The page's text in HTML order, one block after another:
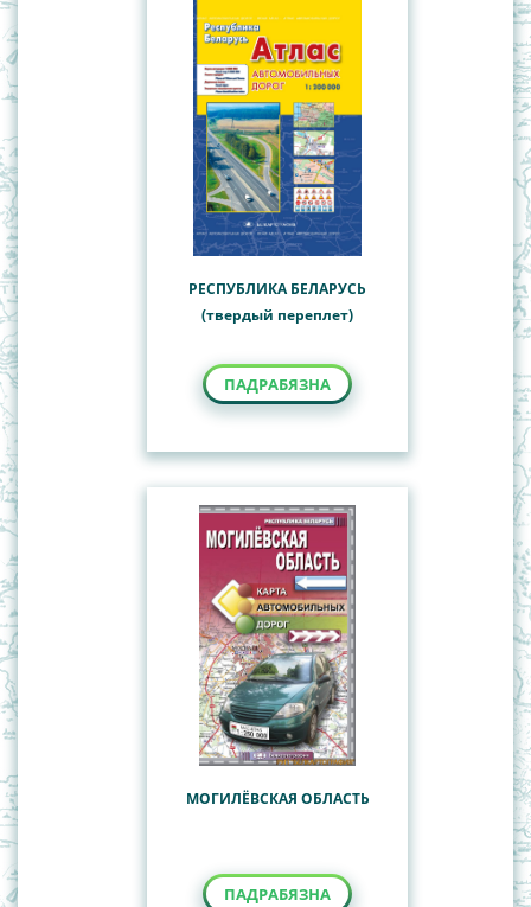
РЕСПУБЛИКА БЕЛАРУСЬ
(твердый переплет)
ПАДРАБЯЗНА
МОГИЛЁВСКАЯ ОБЛАСТЬ
ПАДРАБЯЗНА